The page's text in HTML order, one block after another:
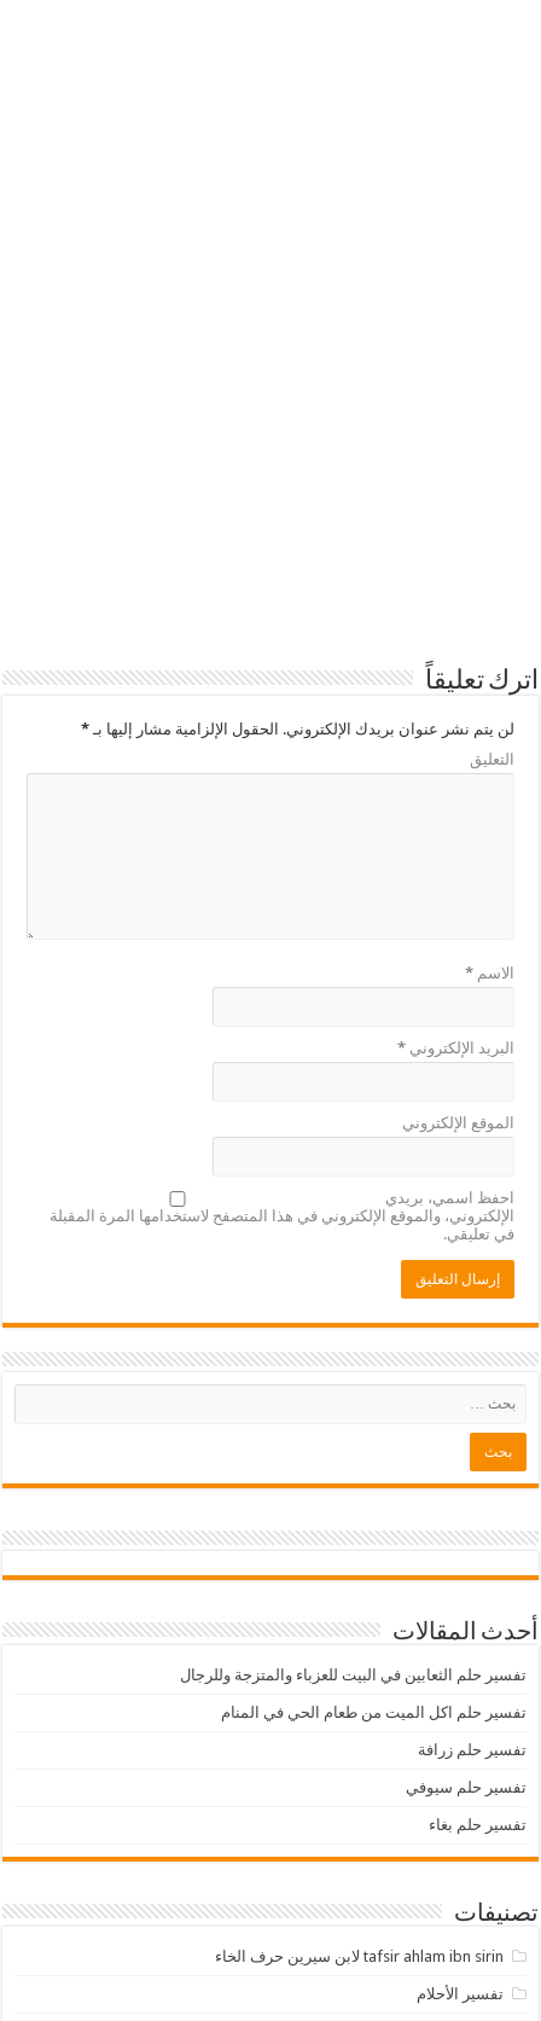
اترك تعليقاً
لن يتم نشر عنوان بريدك الإلكتروني. الحقول الإلزامية مشار إليها بـ*
التعليق
الاسم*
البريد الإلكتروني*
الموقع الإلكتروني
احفظ اسمي، بريدي
الإلكتروني، والموقع الإلكتروني في هذا المتصفح لاستخدامها المرة المقبلة
في تعليقي.
أحدث المقالات
تفسير حلم الثعابين في البيت للعزباء والمتزجة وللرجال
تفسير حلم اكل الميت من طعام الحي في المنام
تفسير حلم زرافة
تفسير حلم سيوفي
تفسير حلم بغاء
تصنيفات
tafsir ahlam ibn sirin لابن سيرين حرف الخاء
تفسير الأحلام